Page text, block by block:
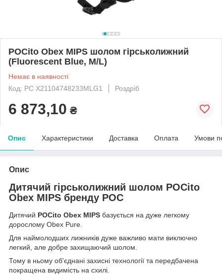
POCito Obex MIPS шолом гірськолижний
(Fluorescent Blue, M/L)
Немає в наявності
Код: PC X21104748233MLG1
Роздріб
6 873,10 ₴
Опис Характеристики Доставка Оплата Умови
Опис
Дитячий гірськолижний шолом POCito
Obex MIPS бренду POC
Дитячий POCito Obex MIPS базується на дуже легкому
дорослому Obex Pure.
Для наймолодших лижників дуже важливо мати виключно
легкий, але добре захищаючий шолом.
Тому в ньому об'єднані захисні технології та передбачена
покращена видимість на схилі.